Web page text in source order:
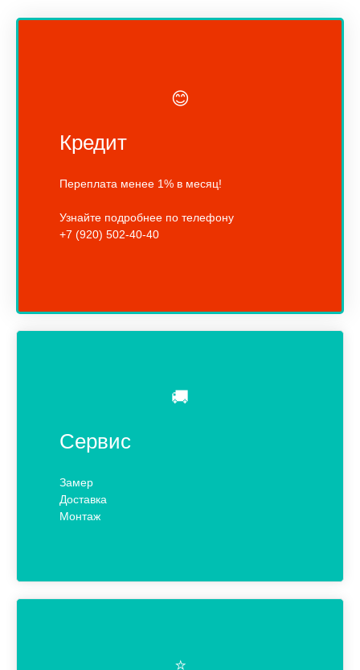
😊
Кредит
Переплата менее 1% в месяц!
Узнайте подробнее по телефону
+7 (920) 502-40-40
🚚
Сервис
Замер
Доставка
Монтаж
⭐️